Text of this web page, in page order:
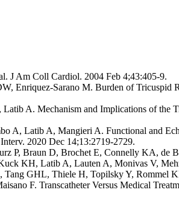
J Am Coll Cardiol. 2004 Feb 4;43:405-9.
Enriquez-Sarano M. Burden of Tricuspid
A. Mechanism and Implications of the
Latib A, Mangieri A. Functional and
2020 Dec 14;13:2719-2729.
P, Braun D, Brochet E, Connelly KA, de
KH, Latib A, Lauten A, Monivas V,
GHL, Thiele H, Topilsky Y, Rommel
F. Transcatheter Versus Medical